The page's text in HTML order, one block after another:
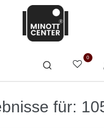
0
für: